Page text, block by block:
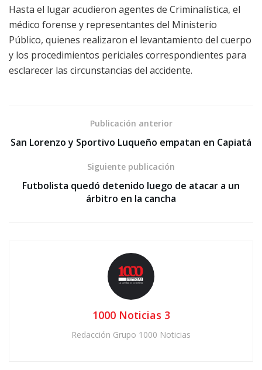
Hasta el lugar acudieron agentes de Criminalística, el
médico forense y representantes del Ministerio
Público, quienes realizaron el levantamiento del cuerpo
y los procedimientos periciales correspondientes para
esclarecer las circunstancias del accidente.
Publicación anterior
San Lorenzo y Sportivo Luqueño empatan en Capiatá
Siguiente publicación
Futbolista quedó detenido luego de atacar a un
árbitro en la cancha
1000 Noticias 3
Redacción Grupo 1000 Noticias